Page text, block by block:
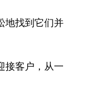
地找到它们并
接客户，从一